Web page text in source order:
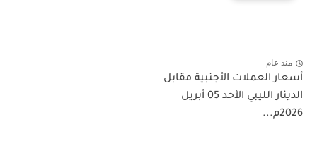
منذ عام
أسعار العملات الأجنبية مقابل
الدينار الليبي الأحد 05 أبريل
2026م...